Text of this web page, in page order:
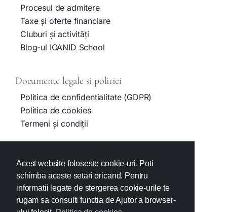
Acest website foloseste cookie-uri. Poti
schimba aceste setari oricand. Pentru
informatii legate de stergerea cookie-urile te
rugam sa consulti functia de Ajutor a browser-
Procesul de admitere
Taxe și oferte financiare
Cluburi și activități
Blog-ul IOANID School
Documente legale si politici
Politica de confidențialitate (GDPR)
Politica de cookies
Termeni și condiții
admissions@ioanid.com
+40374IOANID
Social media